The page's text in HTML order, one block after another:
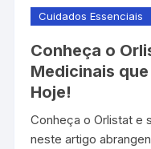
Cuidados Essenciais
Conheça o
Medicinais
Hoje!
Conheça o Orlistat e
neste artigo